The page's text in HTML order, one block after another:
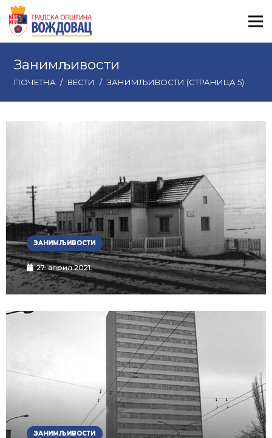
Занимљивости
ПОЧЕТНА / ВЕСТИ / ЗАНИМЉИВОСТИ (СТРАНИЦА 5)
ЗАНИМЉИВОСТИ
27. април 2021.
ЗАНИМЉИВОСТИ